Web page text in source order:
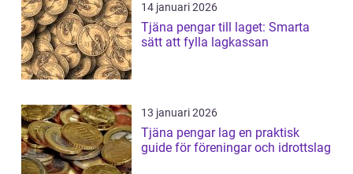
14 januari 2026
Tjäna pengar till laget: Smarta
sätt att fylla lagkassan
13 januari 2026
Tjäna pengar lag en praktisk
guide för föreningar och idrottslag